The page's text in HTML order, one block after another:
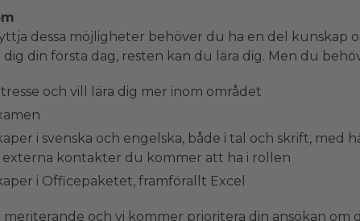
dessa möjligheter behöver du ha en del kunskap
din första dag, resten kan du lära dig. Men du
och vill lära dig mer inom området
i svenska och engelska, både i tal och skrift, med
externa kontakter du kommer att ha i rollen
i Officepaketet, framförallt Excel
och vi kommer prioritera din ansökan om